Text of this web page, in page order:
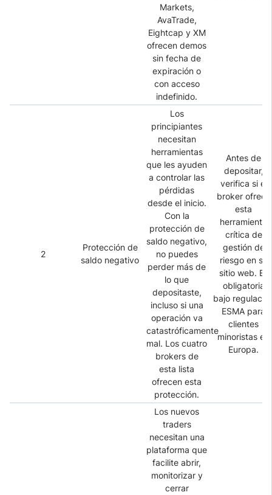
Markets,
AvaTrade,
Eightcap y XM
ofrecen demos
sin fecha de
expiración o
con acceso
indefinido.
2
Protección de
saldo negativo
Los
principiantes
necesitan
herramientas
que les ayuden
a controlar las
pérdidas
desde el inicio.
Con la
protección de
saldo negativo,
no puedes
perder más de
lo que
depositaste,
incluso si una
operación va
catastróficamente
mal. Los cuatro
brokers de
esta lista
ofrecen esta
protección.
Antes de
depositar,
verifica si el
broker ofrece
esta
herramienta
crítica de
gestión de
riesgo en su
sitio web. Es
obligatoria
bajo
ESMA para
clientes
minoristas en
Europa.
Los nuevos
traders
necesitan una
plataforma que
facilite abrir,
monitorizar y
cerrar